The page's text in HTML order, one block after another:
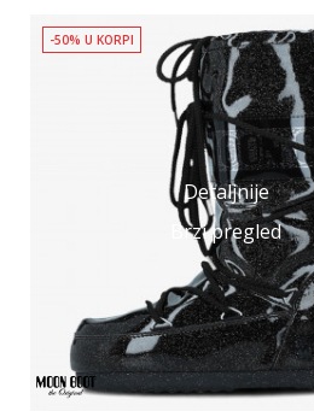
Detaljnije
Brzi pregled
-50% U KORPI